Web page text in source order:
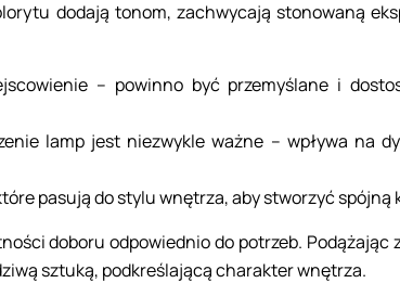
dodają tonom, zachwycają stonowaną
– powinno być przemyślane i
lamp jest niezwykle ważne – wpływa na
pasują do stylu wnętrza, aby stworzyć spójną
doboru odpowiednio do potrzeb.
sztuką, podkreślającą charakter wnętrza.